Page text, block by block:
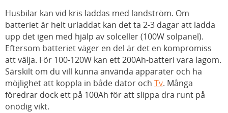
Husbilar kan vid kris laddas med landström. Om
batteriet är helt urladdat kan det ta 2-3 dagar att ladda
upp det igen med hjälp av solceller (100W solpanel).
Eftersom batteriet väger en del är det en kompromiss
att välja. För 100-120W kan ett 200Ah-batteri vara lagom.
Särskilt om du vill kunna använda apparater och ha
möjlighet att koppla in både dator och Tv. Många
föredrar dock ett på 100Ah för att slippa dra runt på
onödig vikt.